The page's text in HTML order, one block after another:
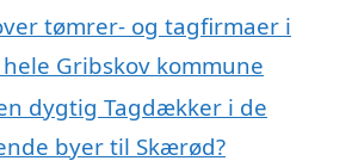
tømrer- og tagfirmaer i
Gribskov kommune
dygtig Tagdækker i de
byer til Skærød?